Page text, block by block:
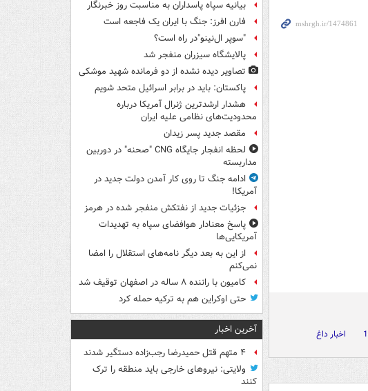
اخبار داغ
بیانیه سپاه پاسداران به مناسبت روز خبرنگار
فارن افرز: جنگ با ایران یک فاجعه است
"سوپر ال‌نینو"در راه است؟
پالایشگاه سیزران منفجر شد
تصاویر دیده‌ نشده از دو فرمانده شهید موشکی
پاکستان: باید در برابر اسرائیل متحد شویم
هشدار ارشدترین ژنرال آمریکا درباره
محدودیت‌های نظامی علیه ایران
مقصد جدید پسر زیدان
لحظه انفجار جایگاه CNG "صحنه" در دوربین
مداربسته
ادامه جنگ تا روی کار آمدن دولت جدید در
آمریکا!
جزئیات جدید از نفتکش منفجر شده در هرمز
پاسخ معنادار هوافضای سپاه به تهدیدات
آمریکایی‌ها
از این به بعد دیگر نامه‌های استقلال را امضا
نمی‌کنم
کامیون با راننده ۸ ساله در اصفهان توقیف شد
حتی اوکراین هم به ترکیه حمله کرد
آخرین اخبار
۴ متهم قتل حمیدرضا رجب‌زاده دستگیر شدند
ولایتی: نیروهای خارجی باید منطقه را ترک
کنند